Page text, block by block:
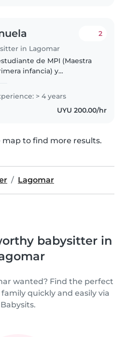
in Lagomar
2
de MPI (Maestra
infancia) y
año de carrera. Me
los niños y el poder
de manera positiva y
> 4 years
UYU 200.00/hr
to find more results.
Lagomar
babysitter in
wanted? Find the perfect
quickly and easily via
Babysits.